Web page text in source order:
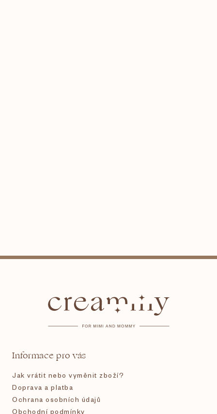
Informace pro vás
Jak vrátit nebo vyměnit zboží?
Doprava a platba
Ochrana osobních údajů
Obchodní podmínky